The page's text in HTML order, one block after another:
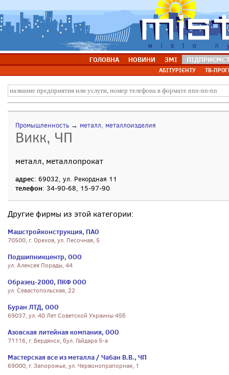
ГОЛОВНА НОВИНИ ЗМІ
АБІТУРІЄНТУ ТВ-
Промышленность → металл, металлоизделия
Викк, ЧП
металл, металлопрокат
адрес: 69032, ул. Рекордная 11
телефон: 34-90-68, 15-97-90
Другие фирмы из этой категории:
Машстройконструкция, ПАО
70500, г. Орехов, ул. Песочная, 5
Подшипникцентр, ООО
ул. Алексея Порады, 44
Образец-2000, ПКФ ООО
ул. Севастопольская, 22
Буран ЛТД, ООО
69037, ул. 40 Лет Советской Украины 45б
Азовская литейная компания, ООО
71116, г. Бердянск, бул. Гайдара 5-а
Мастерская все из металла / Чабан В.В., ЧП
69000, г. Запорожье, ул. Червонопрапорная, 1